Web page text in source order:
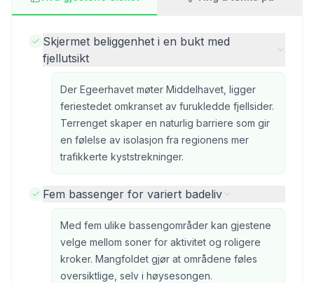
Skjermet beliggenhet i en bukt med
fjellutsikt
Der Egeerhavet møter Middelhavet, ligger
feriestedet omkranset av furukledde fjellsider.
Terrenget skaper en naturlig barriere som gir
en følelse av isolasjon fra regionens mer
trafikkerte kyststrekninger.
Fem bassenger for variert badeliv
Med fem ulike bassengområder kan gjestene
velge mellom soner for aktivitet og roligere
kroker. Mangfoldet gjør at områdene føles
oversiktlige, selv i høysesongen.